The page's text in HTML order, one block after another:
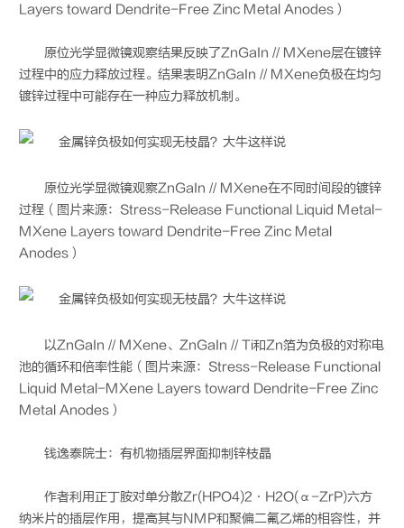
Layers toward Dendrite-Free Zinc Metal Anodes）
原位光学显微镜观察结果反映了ZnGaIn // MXene层在镀锌
过程中的应力释放过程。结果表明ZnGaIn // MXene负极在均匀
镀锌过程中可能存在一种应力释放机制。
原位光学显微镜观察ZnGaIn // MXene在不同时间段的镀锌
过程（图片来源：Stress-Release Functional Liquid Metal-
MXene Layers toward Dendrite-Free Zinc Metal
Anodes）
以ZnGaIn // MXene、ZnGaIn // Ti和Zn箔为负极的对称电
池的循环和倍率性能（图片来源：Stress-Release Functional
Liquid Metal-MXene Layers toward Dendrite-Free Zinc
Metal Anodes）
钱逸泰院士：有机物插层界面抑制锌枝晶
作者利用正丁胺对单分散Zr(HPO4)2·H2O(α-ZrP)六方
纳米片的插层作用，提高其与NMP和聚偏二氟乙烯的相容性，并